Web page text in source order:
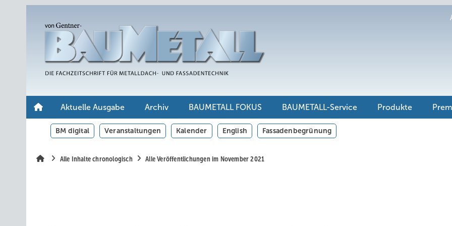
Aktuelle Ausgabe Archiv BAUMETALL FOKUS BAUMETALL-Service Produkte
BM digital Veranstaltungen Kalender English Fassadenbegrünung
Alle Inhalte chronologisch Alle Veröffentlichungen im November 2021